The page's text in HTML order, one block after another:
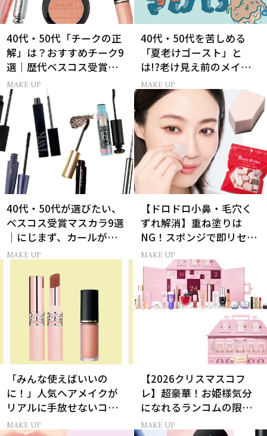
40代・50代「チークの正
解」は？おすすめチーク9
選｜歴代ベスコス受賞ま
とめ＆正しい使い方
MAKE UP
40代・50代を苦しめる
「夏老けゴースト」と
は!?老け見え前のメイク
くずれ＆くすみ対策
MAKE UP
40代・50代が選びたい、
ベスコス受賞マスカラ9選
｜にじまず、カールが続
く名品
MAKE UP
【ドロドロ小鼻・毛穴く
ずれ解消】重ね塗りは
NG！スポンジで即リセッ
トするプロ技
MAKE UP
「みんな使えばいいの
に！」人気ヘアメイクが
リアルに手放せないコス
メ
MAKE UP
【2026クリスマスコフ
レ】超豪華！お姫様気分
になれるランコムの限定
コスメキット
MAKE UP